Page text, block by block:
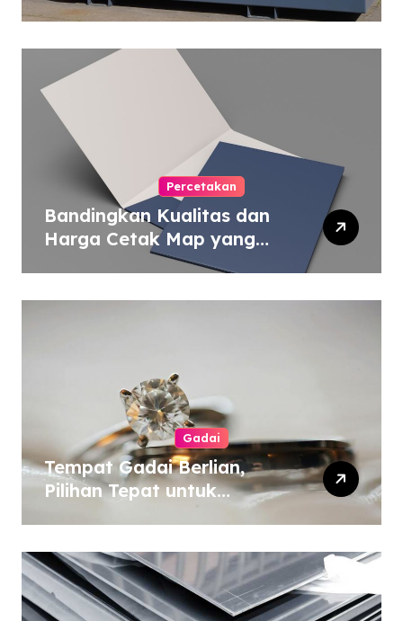
Percetakan
Bandingkan Kualitas dan
Harga Cetak Map yang
Murah atau Mahal
Gadai
Tempat Gadai Berlian,
Pilihan Tepat untuk